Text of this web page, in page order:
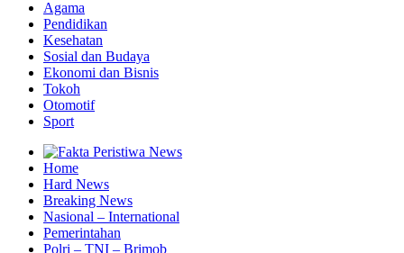
Agama
Pendidikan
Kesehatan
Sosial dan Budaya
Ekonomi dan Bisnis
Tokoh
Otomotif
Sport
Home
Hard News
Breaking News
Nasional – International
Pemerintahan
Polri – TNI – Brimob